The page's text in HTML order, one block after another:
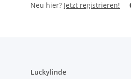
Neu hier? Jetzt registrieren!
Luckylinde